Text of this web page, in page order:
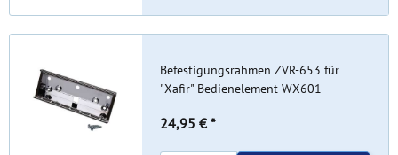
Befestigungsrahmen ZVR-653 für
"Xafir" Bedienelement WX601
24,95 € *